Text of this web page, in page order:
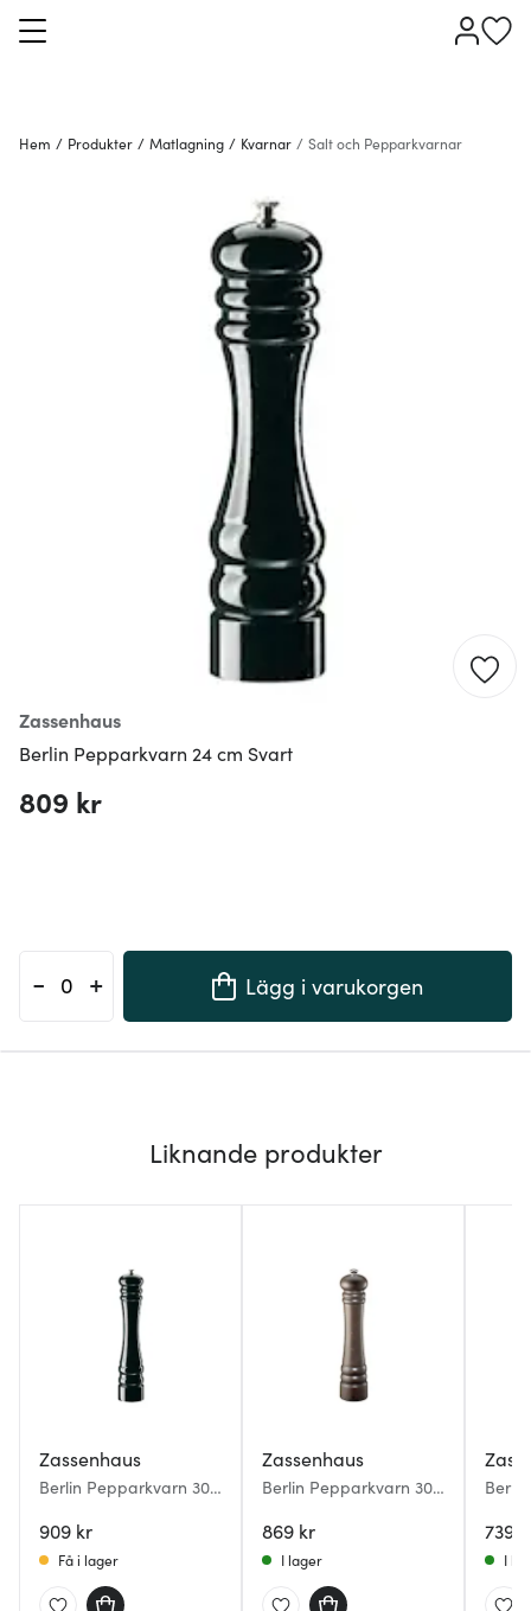
Hem / Produkter / Matlagning / Kvarnar / Salt och Pepparkvarnar
Zassenhaus
Berlin Pepparkvarn 24 cm Svart
809 kr
- + Lägg i varukorgen
Liknande produkter
Zassenhaus
Berlin Pepparkvarn 30
909 kr
Få i lager
Zassenhaus
Berlin Pepparkvarn 30
869 kr
I lager
739
I